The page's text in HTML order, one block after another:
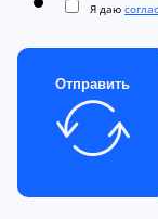
Я даю
Отправить